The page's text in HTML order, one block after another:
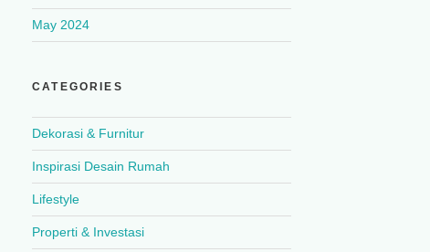
May 2024
CATEGORIES
Dekorasi & Furnitur
Inspirasi Desain Rumah
Lifestyle
Properti & Investasi